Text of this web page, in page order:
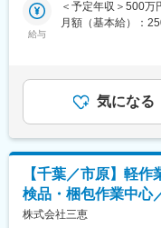
最近では COVID-
す。
【会社・求人の魅力
■当社はバイオ関連
遺伝子を抽出する
て、遺伝子研究の
■遺伝子解析の際に
必要不可欠です。
術「マグトレーシ
■独自の技術、特許
【業務詳細】
の書類作成
・EMC試験、安全認
【働き方】
■転勤もありません
■土日祝日休みの完
給与
＜予定年収＞500万
月額（基本給）：
気になる
【千葉／市原】軽
検品・梱包作業中心
株式会社三恵